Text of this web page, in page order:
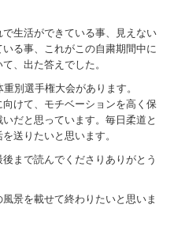
生活ができている事、見えない
る事、これがこの自粛期間中に
、出た答えでした。
別選手権大会があります。
けて、モチベーションを高く保
だと思っています。毎日柔道と
送りたいと思います。
まで読んでくださりありがとう
景を載せて終わりたいと思いま